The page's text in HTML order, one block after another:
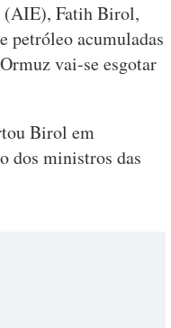
(AIE), Fatih Birol,
petróleo acumuladas
vai-se esgotar
Birol em
dos ministros das